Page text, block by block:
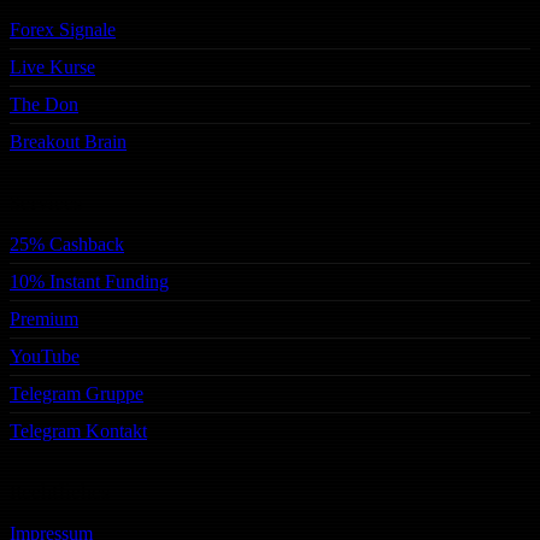
Forex Signale
Live Kurse
The Don
Breakout Brain
25% Cashback
10% Instant Funding
Premium
YouTube
Telegram Gruppe
Telegram Kontakt
Impressum